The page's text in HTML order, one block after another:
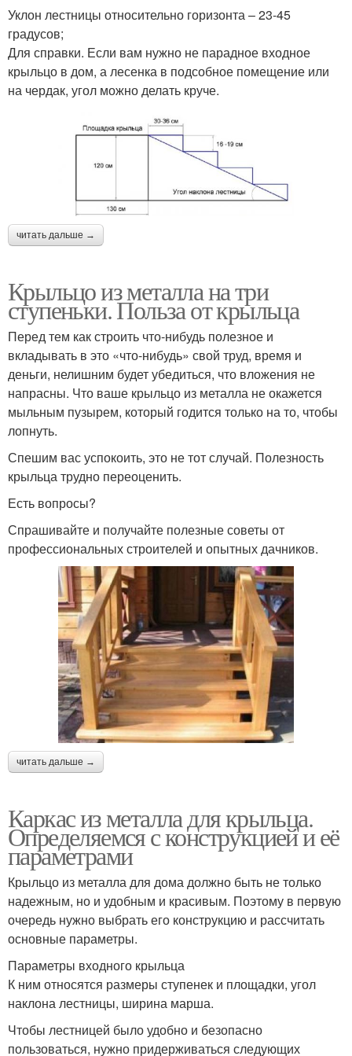
Уклон лестницы относительно горизонта – 23-45
градусов;
Для справки. Если вам нужно не парадное входное
крыльцо в дом, а лесенка в подсобное помещение или
на чердак, угол можно делать круче.
читать дальше →
Крыльцо из металла на три
ступеньки. Польза от крыльца
Перед тем как строить что-нибудь полезное и
вкладывать в это «что-нибудь» свой труд, время и
деньги, нелишним будет убедиться, что вложения не
напрасны. Что ваше крыльцо из металла не окажется
мыльным пузырем, который годится только на то, чтобы
лопнуть.
Спешим вас успокоить, это не тот случай. Полезность
крыльца трудно переоценить.
Есть вопросы?
Спрашивайте и получайте полезные советы от
профессиональных строителей и опытных дачников.
читать дальше →
Каркас из металла для крыльца.
Определяемся с конструкцией и её
параметрами
Крыльцо из металла для дома должно быть не только
надежным, но и удобным и красивым. Поэтому в первую
очередь нужно выбрать его конструкцию и рассчитать
основные параметры.
Параметры входного крыльца
К ним относятся размеры ступенек и площадки, угол
наклона лестницы, ширина марша.
Чтобы лестницей было удобно и безопасно
пользоваться, нужно придерживаться следующих